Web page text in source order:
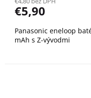
€5,90
Panasonic eneloop
mAh s Z-vývodmi